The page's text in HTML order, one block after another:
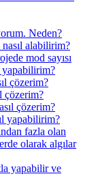
Neden?
alabilirim?
mod sayısı
yapabilirim?
çözerim?
çözerim?
çözerim?
yapabilirim?
fazla olan
olarak algılar
yapabilir ve